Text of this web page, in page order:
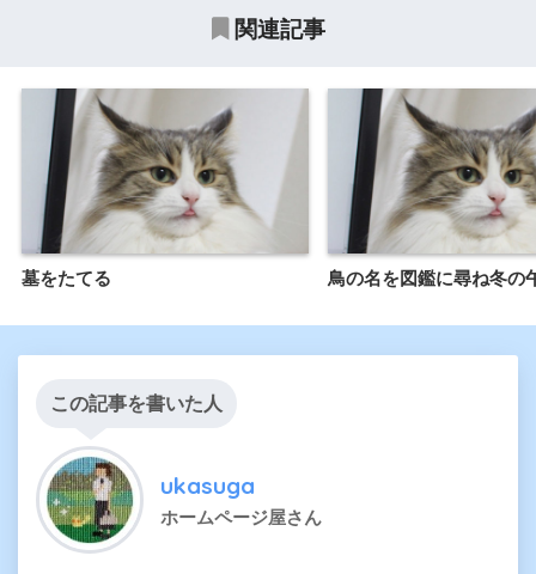
関連記事
墓をたてる 鳥の名を図鑑に尋ね冬の
この記事を書いた人
ukasuga
ホームページ屋さん